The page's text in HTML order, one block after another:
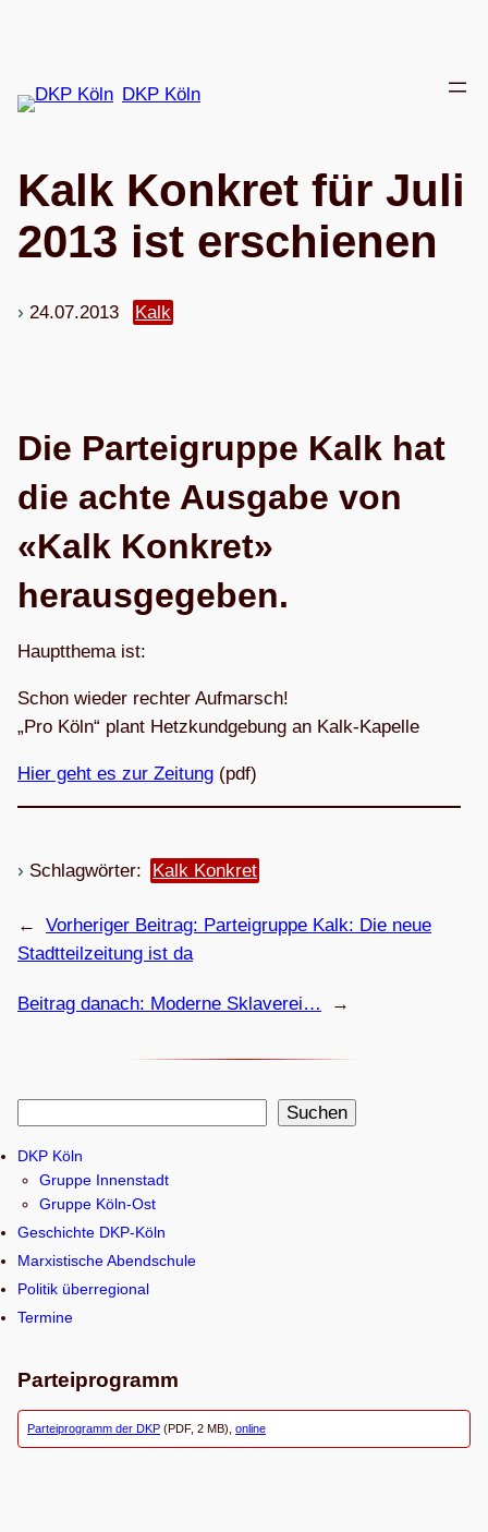
springen
DKP Köln
Kalk Kon­kret für Juli
2013 ist erschienen
24.07.2013 Kalk
Die Par­tei­gruppe Kalk hat
die achte Aus­gabe von
«Kalk Kon­kret»
herausgegeben.
Haupt­thema ist:
Schon wie­der rech­ter Auf­marsch!
„Pro Köln“ plant Hetz­kund­ge­bung an Kalk-Kapelle
Hier geht es zur Zei­tung (pdf)
Schlagwörter: Kalk Konkret
← Vorheriger Beitrag: Par­tei­gruppe Kalk: Die neue
Stadt­teil­zei­tung ist da
Beitrag danach: Moderne Skla­ve­rei… →
h
e
n
Suchen
DKP Köln
Gruppe Innenstadt
Gruppe Köln-Ost
Geschichte DKP-Köln
Marxistische Abendschule
Politik überregional
Termine
Parteiprogramm
Parteiprogramm der DKP (PDF, 2 MB), online